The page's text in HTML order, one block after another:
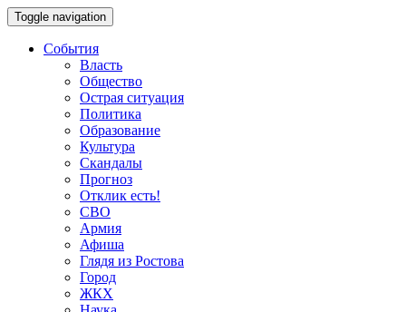
Toggle navigation
События
Власть
Общество
Острая ситуация
Политика
Образование
Культура
Скандалы
Прогноз
Отклик есть!
СВО
Армия
Афиша
Глядя из Ростова
Город
ЖКХ